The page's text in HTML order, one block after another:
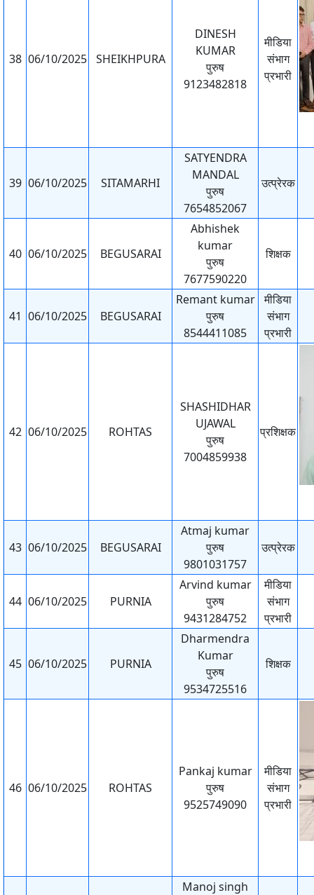
38 06/10/2025 SHEIKHPURA
DINESH
KUMAR
पुरुष
9123482818
मीडिया
संभाग
प्रभारी
39 06/10/2025 SITAMARHI
SATYENDRA
MANDAL
पुरुष
7654852067
उत्प्रेरक
40 06/10/2025 BEGUSARAI
Abhishek
kumar
पुरुष
7677590220
शिक्षक
41 06/10/2025 BEGUSARAI
Remant kumar
पुरुष
8544411085
मीडिया
संभाग
प्रभारी
42 06/10/2025 ROHTAS
SHASHIDHAR
UJAWAL
पुरुष
7004859938
प्रशिक्षक
43 06/10/2025 BEGUSARAI
Atmaj kumar
पुरुष
9801031757
उत्प्रेरक
44 06/10/2025 PURNIA
Arvind kumar
पुरुष
9431284752
मीडिया
संभाग
प्रभारी
45 06/10/2025 PURNIA
Dharmendra
Kumar
पुरुष
9534725516
शिक्षक
46 06/10/2025 ROHTAS
Pankaj kumar
पुरुष
9525749090
मीडिया
संभाग
प्रभारी
Manoj singh